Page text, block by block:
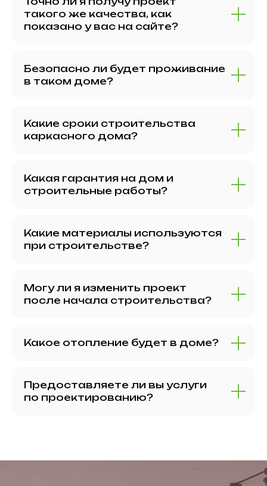
такого же качества, как
показано у вас на сайте?
Безопасно ли будет проживание
в таком доме?
Какие сроки строительства
каркасного дома?
Какая гарантия на дом и
строительные работы?
Какие материалы используются
при строительстве?
Могу ли я изменить проект
после начала строительства?
Какое отопление будет в доме?
Предоставляете ли вы услуги
по проектированию?